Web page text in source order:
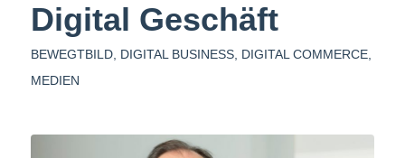
Digital Geschäft
BEWEGTBILD, DIGITAL BUSINESS, DIGITAL COMMERCE,
MEDIEN